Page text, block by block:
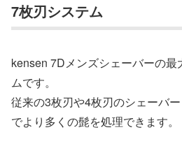
7枚刃システム
kensen 7Dメンズシェーバーの
ムです。
従来の3枚刃や4枚刃のシェーバ
でより多くの髭を処理できます。